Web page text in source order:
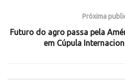
Próxima
Futuro do agro passa pela
em Cúpula